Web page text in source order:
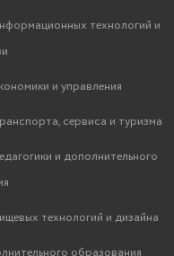
технологий и
и управления
сервиса и туризма
и дополнительного
технологий и дизайна